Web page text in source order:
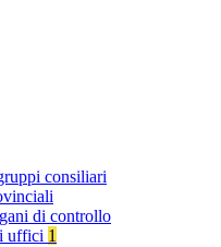
consiliari
di controllo
uffici 1